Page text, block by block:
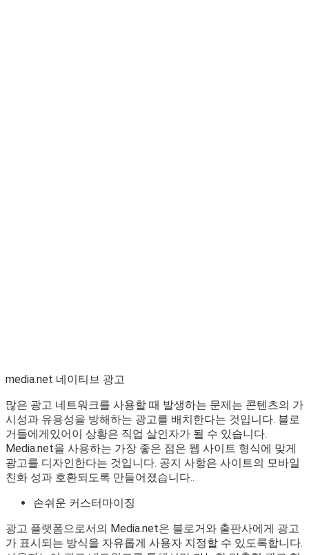
media.net 네이티브 광고
많은 광고 네트워크를 사용할 때 발생하는 문제는 콘텐츠의 가
시성과 유용성을 방해하는 광고를 배치한다는 것입니다. 블로
거들에게있어이 상황은 직업 살인자가 될 수 있습니다.
Media.net을 사용하는 가장 좋은 점은 웹 사이트 형식에 맞게
광고를 디자인한다는 것입니다. 공지 사항은 사이트의 모바일
친화 성과 호환되도록 만들어졌습니다..
손쉬운 커스터마이징
광고 플랫폼으로서의 Media.net은 블로거와 출판사에게 광고
가 표시되는 방식을 자유롭게 사용자 지정할 수 있도록합니다.